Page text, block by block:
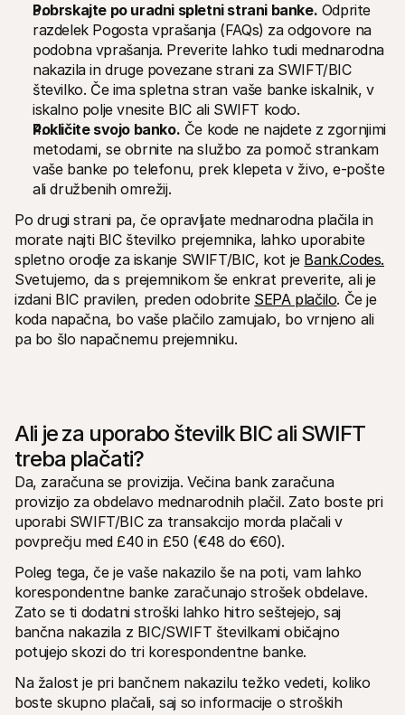
Pobrskajte po uradni spletni strani banke. Odprite
razdelek Pogosta vprašanja (FAQs) za odgovore na
podobna vprašanja. Preverite lahko tudi mednarodna
nakazila in druge povezane strani za SWIFT/BIC
številko. Če ima spletna stran vaše banke iskalnik, v
iskalno polje vnesite BIC ali SWIFT kodo.
Pokličite svojo banko. Če kode ne najdete z zgornjimi
metodami, se obrnite na službo za pomoč strankam
vaše banke po telefonu, prek klepeta v živo, e-pošte
ali družbenih omrežij.
Po drugi strani pa, če opravljate mednarodna plačila in
morate najti BIC številko prejemnika, lahko uporabite
spletno orodje za iskanje SWIFT/BIC, kot je Bank.Codes.
Svetujemo, da s prejemnikom še enkrat preverite, ali je
izdani BIC pravilen, preden odobrite SEPA plačilo. Če je
koda napačna, bo vaše plačilo zamujalo, bo vrnjeno ali
pa bo šlo napačnemu prejemniku.
Ali je za uporabo številk BIC ali SWIFT
treba plačati?
Da, zaračuna se provizija. Večina bank zaračuna
provizijo za obdelavo mednarodnih plačil. Zato boste pri
uporabi SWIFT/BIC za transakcijo morda plačali v
povprečju med £40 in £50 (€48 do €60).
Poleg tega, če je vaše nakazilo še na poti, vam lahko
korespondentne banke zaračunajo strošek obdelave.
Zato se ti dodatni stroški lahko hitro seštejejo, saj
bančna nakazila z BIC/SWIFT številkami običajno
potujejo skozi do tri korespondentne banke.
Na žalost je pri bančnem nakazilu težko vedeti, koliko
boste skupno plačali, saj so informacije o stroških